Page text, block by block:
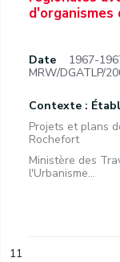
Date 1967-
MRW/DGATLP/
Contexte :
Projets et plans
Rochefort
Ministère des
l'Urbanisme...
11